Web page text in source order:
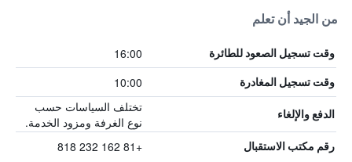
من الجيد أن تعلم
وقت تسجيل الصعود للطائرة 16:00
وقت تسجيل المغادرة 10:00
الدفع والإلغاء
تختلف السياسات حسب
نوع الغرفة ومزود الخدمة.
رقم مكتب الاستقبال +81 162 232 818